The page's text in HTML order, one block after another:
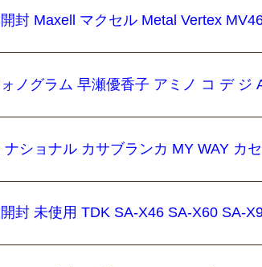
封 Maxell マクセル Metal Vertex
ノグラム 早瀬優香子 アミノ コ デ
ナショナル カサブランカ MY WAY カ
封 未使用 TDK SA-X46 SA-X60 SA-